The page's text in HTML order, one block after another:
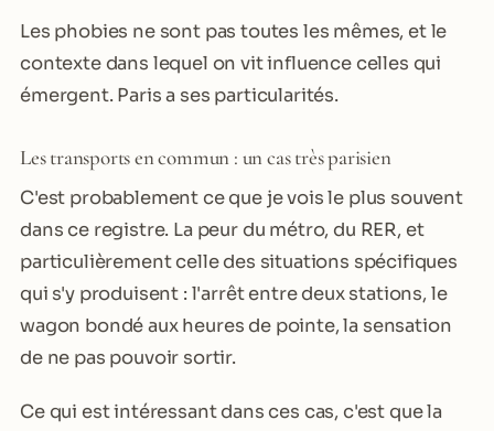
Les phobies ne sont pas toutes les mêmes, et le
contexte dans lequel on vit influence celles qui
émergent. Paris a ses particularités.
Les transports en commun : un cas très parisien
C'est probablement ce que je vois le plus souvent
dans ce registre. La peur du métro, du RER, et
particulièrement celle des situations spécifiques
qui s'y produisent : l'arrêt entre deux stations, le
wagon bondé aux heures de pointe, la sensation
de ne pas pouvoir sortir.
Ce qui est intéressant dans ces cas, c'est que la